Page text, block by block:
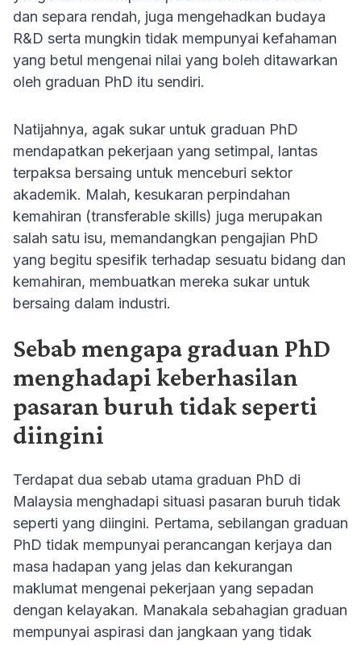
dan separa rendah, juga mengehadkan budaya
R&D serta mungkin tidak mempunyai kefahaman
yang betul mengenai nilai yang boleh ditawarkan
oleh graduan PhD itu sendiri.
Natijahnya, agak sukar untuk graduan PhD
mendapatkan pekerjaan yang setimpal, lantas
terpaksa bersaing untuk menceburi sektor
akademik. Malah, kesukaran perpindahan
kemahiran (transferable skills) juga merupakan
salah satu isu, memandangkan pengajian PhD
yang begitu spesifik terhadap sesuatu bidang dan
kemahiran, membuatkan mereka sukar untuk
bersaing dalam industri.
Sebab mengapa graduan PhD
menghadapi keberhasilan
pasaran buruh tidak seperti
diingini
Terdapat dua sebab utama graduan PhD di
Malaysia menghadapi situasi pasaran buruh tidak
seperti yang diingini. Pertama, sebilangan graduan
PhD tidak mempunyai perancangan kerjaya dan
masa hadapan yang jelas dan kekurangan
maklumat mengenai pekerjaan yang sepadan
dengan kelayakan. Manakala sebahagian graduan
mempunyai aspirasi dan jangkaan yang tidak